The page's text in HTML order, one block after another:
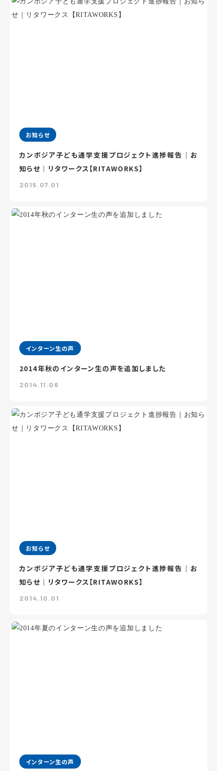
お知らせ
カンボジア子ども通学支援プロジェクト進捗報告｜お
知らせ｜リタワークス【RITAWORKS】
2015.07.01
インターン生の声
2014年秋のインターン生の声を追加しました
2014.11.06
お知らせ
カンボジア子ども通学支援プロジェクト進捗報告｜お
知らせ｜リタワークス【RITAWORKS】
2014.10.01
インターン生の声